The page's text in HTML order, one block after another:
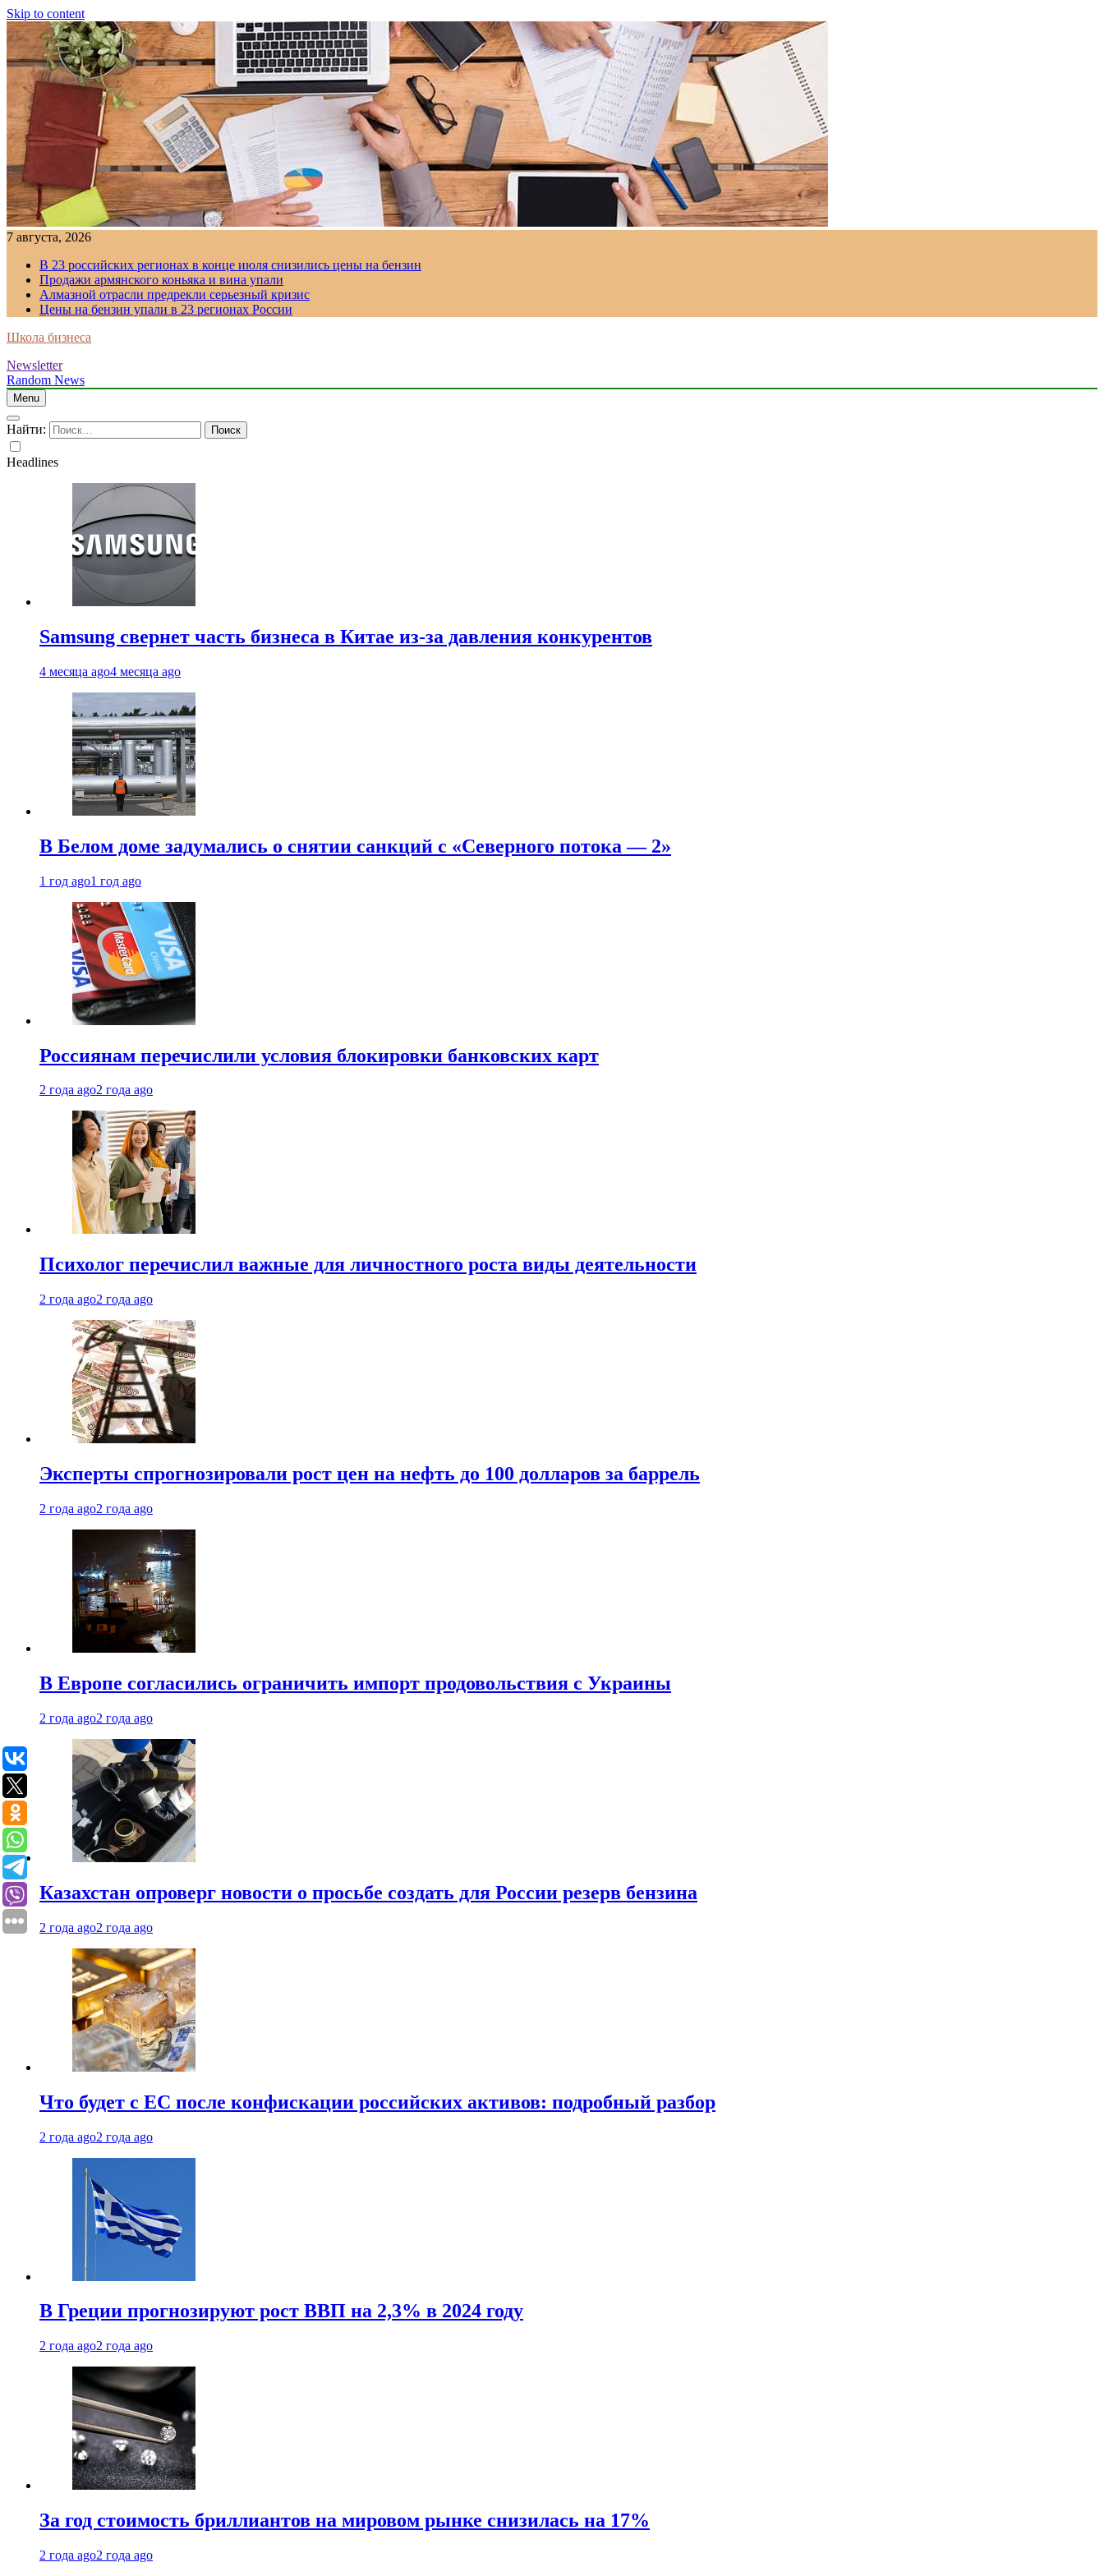
Skip to content
7 августа, 2026
В 23 российских регионах в конце июля снизились цены на бензин
Продажи армянского коньяка и вина упали
Алмазной отрасли предрекли серьезный кризис
Цены на бензин упали в 23 регионах России
Школа бизнеса
Newsletter
Random News
Menu
Найти:
Headlines
Samsung свернет часть бизнеса в Китае из-за давления конкурентов
4 месяца ago4 месяца ago
В Белом доме задумались о снятии санкций с «Северного потока — 2»
1 год ago1 год ago
Россиянам перечислили условия блокировки банковских карт
2 года ago2 года ago
Психолог перечислил важные для личностного роста виды деятельности
2 года ago2 года ago
Эксперты спрогнозировали рост цен на нефть до 100 долларов за баррель
2 года ago2 года ago
В Европе согласились ограничить импорт продовольствия с Украины
2 года ago2 года ago
Казахстан опроверг новости о просьбе создать для России резерв бензина
2 года ago2 года ago
Что будет с ЕС после конфискации российских активов: подробный разбор
2 года ago2 года ago
В Греции прогнозируют рост ВВП на 2,3% в 2024 году
2 года ago2 года ago
За год стоимость бриллиантов на мировом рынке снизилась на 17%
2 года ago2 года ago